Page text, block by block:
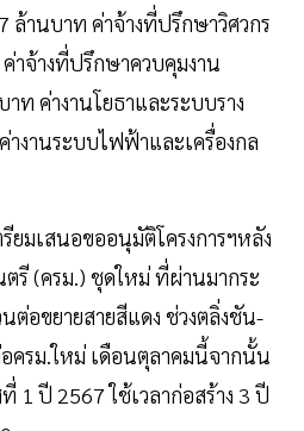
ล้านบาท ค่าจ้างที่ปรึกษาวิศวกร
าจ้างที่ปรึกษาควบคุมงาน
าท ค่างานโยธาและระบบราง
งานระบบไฟฟ้าและเครื่องกล
ยมเสนอขออนุมัติโครงการฯหลัง
รี (ครม.) ชุดใหม่ ที่ผ่านมากระ
ต่อขยายสายสีแดง ช่วงตลิ่งชัน-
ครม.ใหม่ เดือนตุลาคมนี้จากนั้น
1 ปี 2567 ใช้เวลาก่อสร้าง 3 ปี